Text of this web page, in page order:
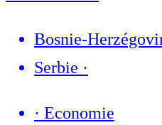
Bosnie-
Serbie ·
· Economie